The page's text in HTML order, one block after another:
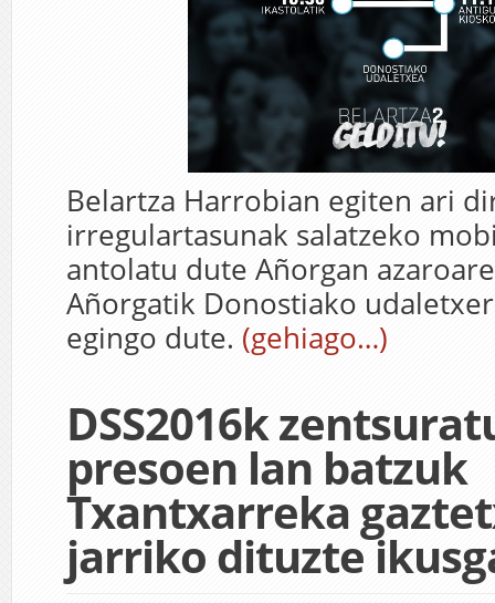
Belartza Harrobian egiten ari
irregulartasunak salatzeko
antolatu dute Añorgan
Añorgatik Donostiako
egingo dute. (gehiago…)
DSS2016k
presoen lan batzuk
Txantxarreka
jarriko dituzte